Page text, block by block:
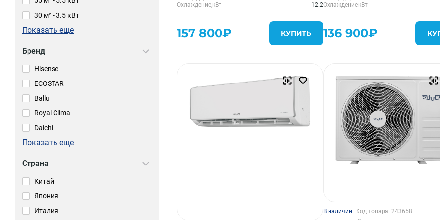
30 м² - 3.5 кВт
Показать еще
Бренд
Hisense
ECOSTAR
Ballu
Royal Clima
Daichi
Показать еще
Страна
Китай
Япония
Италия
Охлаждение,кВт
12.2
157 800₽ КУПИТЬ
Охлаждение,кВт
136 900₽
В наличии Код товара: 243658